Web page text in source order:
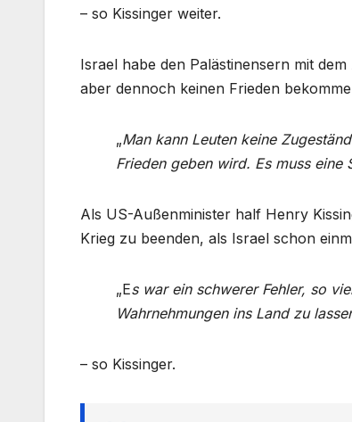
– so Kissinger weiter.
Israel habe den Palästinensern mit
aber dennoch keinen Frieden
„Man kann Leuten keine
Frieden geben wird. Es muss eine
Als US-Außenminister half Henry
Krieg zu beenden, als Israel schon
„Es war ein schwerer Fehler, so
Wahrnehmungen ins Land zu
– so Kissinger.